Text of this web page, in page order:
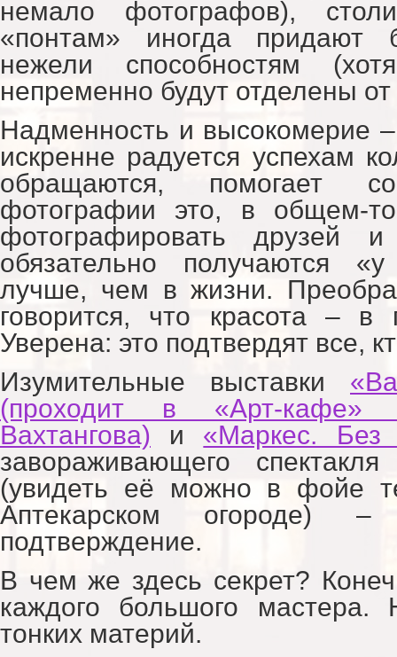
немало фотографов),
«понтам» иногда придают
нежели способностям
непременно будут отделены
Надменность и высокомерие
искренне радуется успехам
обращаются, помогает
фотографии это, в общем-
фотографировать друзей
обязательно получаются
лучше, чем в жизни.
говорится, что красота – в
Уверена: это подтвердят все,
Изумительные выставки
(проходит в «Арт-
Вахтангова) и «Маркес. Без
завораживающего
(увидеть её можно в фойе
Аптекарском огороде)
подтверждение.
В чем же здесь секрет?
каждого большого
тонких материй.